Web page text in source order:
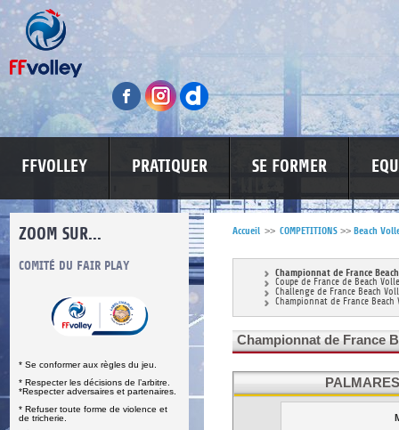
FFVOLLEY PRATIQUER SE FORMER
ZOOM SUR...
COMITÉ DU FAIR PLAY
* Se conformer aux règles du jeu.
* Respecter les décisions de l’arbitre.
*Respecter adversaires et partenaires.
* Refuser toute forme de violence et
de tricherie.
LUTTE CONTRE LES VIOLENCES MA PETITE
Accueil >> COMPETITIONS >> Beach
Championnat de France
Coupe de France de Beach
Challenge de France Beach
Championnat de France Beach
Championnat de France